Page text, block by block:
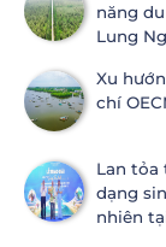
năng
Lung
Xu
chí
Lan tỏa
dạng
nhiên